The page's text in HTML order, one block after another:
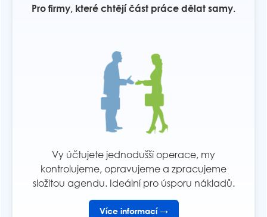
Pro firmy, které chtějí část práce dělat samy.
Vy účtujete jednodušší operace, my
kontrolujeme, opravujeme a zpracujeme
složitou agendu. Ideální pro úsporu nákladů.
Více informací →